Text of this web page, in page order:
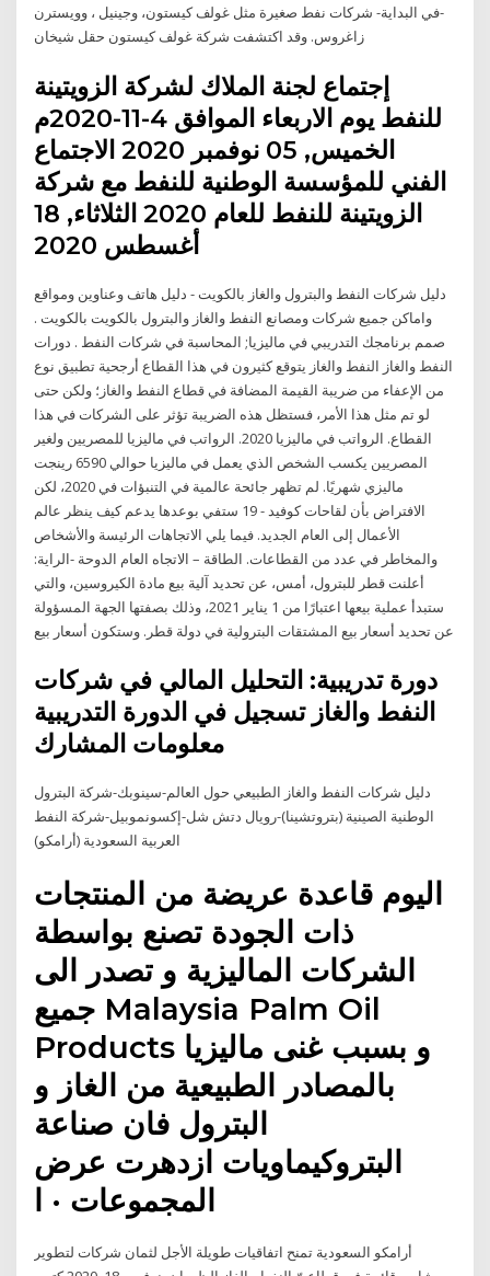
-في البداية- شركات نفط صغيرة مثل غولف كيستون، وجينيل ، وويسترن
إجتماع لجنة الملاك لشركة الزويتينة
للنفط يوم الاربعاء الموافق 4-11-2020م
الخميس, 05 نوفمبر 2020 الاجتماع
الفني للمؤسسة الوطنية للنفط مع شركة
الزويتينة للنفط للعام 2020 الثلاثاء, 18
أغسطس 2020
دليل شركات النفط والبترول والغاز بالكويت - دليل هاتف وعناوين ومواقع
واماكن جميع شركات ومصانع النفط والغاز والبترول بالكويت بالكويت .
صمم برنامجك التدريبي في ماليزيا; المحاسبة في شركات النفط . دورات
النفط والغاز النفط والغاز يتوقع كثيرون في هذا القطاع أرجحية تطبيق نوع
من الإعفاء من ضريبة القيمة المضافة في قطاع النفط والغاز؛ ولكن حتى
لو تم مثل هذا الأمر، فستظل هذه الضريبة تؤثر على الشركات في هذا
القطاع. الرواتب في ماليزيا 2020. الرواتب في ماليزيا للمصريين ولغير
المصريين يكسب الشخص الذي يعمل في ماليزيا حوالي 6590 رينجت
ماليزي شهريًا. لم تظهر جائحة عالمية في التنبؤات في 2020، لكن
الافتراض بأن لقاحات كوفيد - 19 ستفي بوعدها يدعم كيف ينظر عالم
الأعمال إلى العام الجديد. فيما يلي الاتجاهات الرئيسة والأشخاص
والمخاطر في عدد من القطاعات. الطاقة – الاتجاه العام الدوحة -الراية:
أعلنت قطر للبترول، أمس، عن تحديد آلية بيع مادة الكيروسين، والتي
ستبدأ عملية بيعها اعتبارًا من 1 يناير 2021، وذلك بصفتها الجهة المسؤولة
عن تحديد أسعار بيع المشتقات البترولية في دولة قطر. وستكون أسعار بيع
دورة تدريبية: التحليل المالي في شركات
النفط والغاز تسجيل في الدورة التدريبية
معلومات المشارك
دليل شركات النفط والغاز الطبيعي حول العالم-سينوبك-شركة البترول
الوطنية الصينية (بتروتشينا)-رويال دتش شل-إكسونموبيل-شركة النفط
العربية السعودية (أرامكو)
اليوم قاعدة عريضة من المنتجات
ذات الجودة تصنع بواسطة
الشركات الماليزية و تصدر الى
جميع Malaysia Palm Oil
Products و بسبب غنى ماليزيا
بالمصادر الطبيعية من الغاز و
البترول فان صناعة
البتروكيماويات ازدهرت عرض
المجموعات · ا
أرامكو السعودية تمنح اتفاقيات طويلة الأجل لثمان شركات لتطوير